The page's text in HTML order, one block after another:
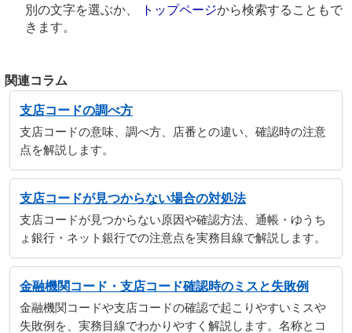
別の文字を選ぶか、
トップページから検索することもで
きます。
関連コラム
支店コードの調べ方
支店コードの意味、調べ方、店番との違い、確認時の注意
点を解説します。
支店コードが見つからない場合の対処法
支店コードが見つからない原因や確認方法、通帳・ゆうち
ょ銀行・ネット銀行での注意点を実務目線で解説します。
金融機関コード・支店コード確認時のミスと失敗例
金融機関コードや支店コードの確認で起こりやすいミスや
失敗例を、実務目線でわかりやすく解説します。名称とコ